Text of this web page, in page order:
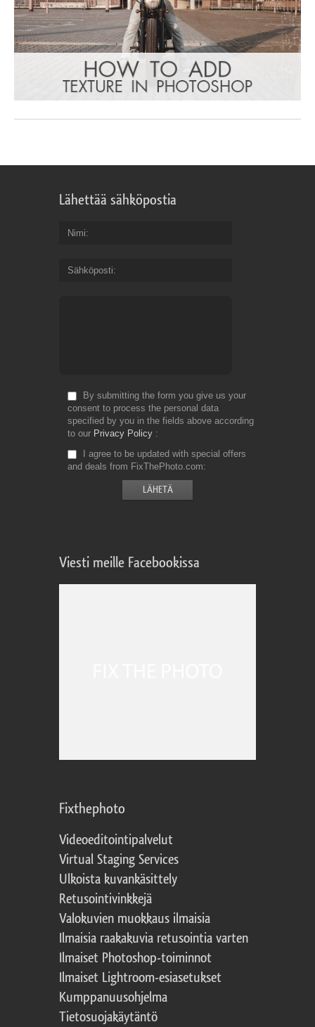
Lähettää sähköpostia
Nimi
Sähköposti
By submitting the form you give us your
consent to process the personal data
specified by you in the fields above according
to our Privacy Policy
I agree to be updated with special offers
and deals from FixThePhoto.com
Viesti meille Facebookissa
Fixthephoto
Videoeditointipalvelut
Virtual Staging Services
Ulkoista kuvankäsittely
Retusointivinkkejä
Valokuvien muokkaus ilmaisia
Ilmaisia raakakuvia retusointia varten
Ilmaiset Photoshop-toiminnot
Ilmaiset Lightroom-esiasetukset
Kumppanuusohjelma
Tietosuojakäytäntö